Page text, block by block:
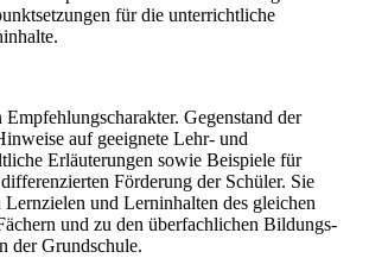
für die unterrichtliche
Gegenstand der
auf geeignete Lehr- und
Erläuterungen sowie Beispiele für
Förderung der Schüler. Sie
Lernzielen und Lerninhalten des gleichen
und zu den überfachlichen Bildungs-
der Grundschule.